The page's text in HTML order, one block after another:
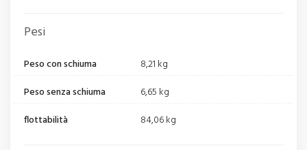
Pesi
Peso con schiuma
8,21 kg
Peso senza schiuma
6,65 kg
flottabilità
84,06 kg